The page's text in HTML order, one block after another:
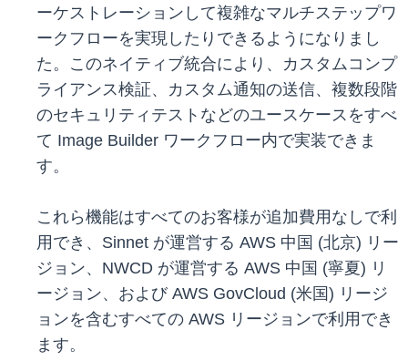
ーケストレーションして複雑なマルチステップワ
ークフローを実現したりできるようになりまし
た。このネイティブ統合により、カスタムコンプ
ライアンス検証、カスタム通知の送信、複数段階
のセキュリティテストなどのユースケースをすべ
て Image Builder ワークフロー内で実装できま
す。
これら機能はすべてのお客様が追加費用なしで利
用でき、Sinnet が運営する AWS 中国 (北京) リー
ジョン、NWCD が運営する AWS 中国 (寧夏) リ
ージョン、および AWS GovCloud (米国) リージ
ョンを含むすべての AWS リージョンで利用でき
ます。